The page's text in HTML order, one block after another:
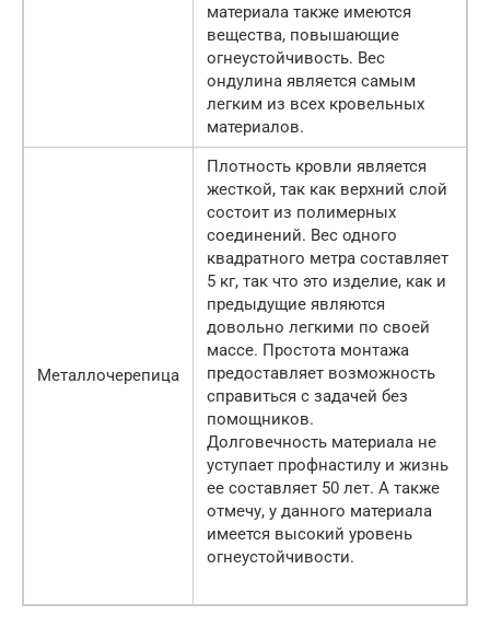
материала также имеются
вещества, повышающие
огнеустойчивость. Вес
ондулина является самым
легким из всех кровельных
материалов.
Металлочерепица
Плотность кровли является
жесткой, так как верхний слой
состоит из полимерных
соединений. Вес одного
квадратного метра составляет
5 кг, так что это изделие, как и
предыдущие являются
довольно легкими по своей
массе. Простота монтажа
предоставляет возможность
справиться с задачей без
помощников.
Долговечность материала не
уступает профнастилу и жизнь
ее составляет 50 лет. А также
отмечу, у данного материала
имеется высокий уровень
огнеустойчивости.